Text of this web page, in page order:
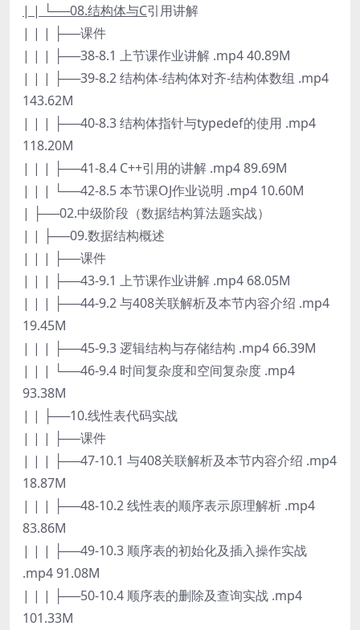
| | └──08.结构体与C引用讲解
| | | ├──课件
| | | ├──38-8.1 上节课作业讲解 .mp4 40.89M
| | | ├──39-8.2 结构体-结构体对齐-结构体数组 .mp4
143.62M
| | | ├──40-8.3 结构体指针与typedef的使用 .mp4
118.20M
| | | ├──41-8.4 C++引用的讲解 .mp4 89.69M
| | | └──42-8.5 本节课OJ作业说明 .mp4 10.60M
| ├──02.中级阶段（数据结构算法题实战）
| | ├──09.数据结构概述
| | | ├──课件
| | | ├──43-9.1 上节课作业讲解 .mp4 68.05M
| | | ├──44-9.2 与408关联解析及本节内容介绍 .mp4
19.45M
| | | ├──45-9.3 逻辑结构与存储结构 .mp4 66.39M
| | | └──46-9.4 时间复杂度和空间复杂度 .mp4
93.38M
| | ├──10.线性表代码实战
| | | ├──课件
| | | ├──47-10.1 与408关联解析及本节内容介绍 .mp4
18.87M
| | | ├──48-10.2 线性表的顺序表示原理解析 .mp4
83.86M
| | | ├──49-10.3 顺序表的初始化及插入操作实战
.mp4 91.08M
| | | ├──50-10.4 顺序表的删除及查询实战 .mp4
101.33M